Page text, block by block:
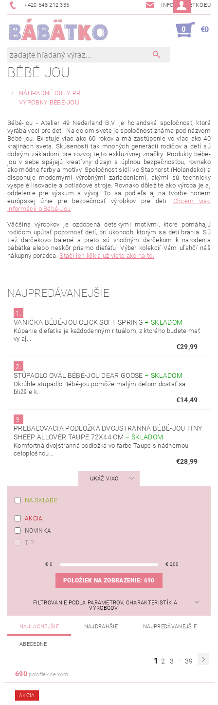
+420 548 212 335 INFO@BABETKO.EU
0 €0
BÉBÉ-JOU
NÁHRADNÉ DIELY PRE
VÝROBKY BÉBÉ-JOU
Bébé-jou - Atelier 49 Nederland B.V. je holandská spoločnosť, ktorá
vyrába veci pre deti. Na celom svete je spoločnosť známa pod názvom
Bébé-jou. Existuje viac ako 60 rokov a má zastúpenie vo viac ako 40
krajinách sveta.Skúsenosti tak mnohých generácií rodičov a detí sú
dobrým základom pre rozvoj tejto exkluzívnej značky. Produkty bébé-
jou v sebe spájajú kreatívny dizajn s úplnou bezpečnosťou, rovnako
ako módne farby a motívy. Spoločnosť sídli vo Staphorst (Holandsko) a
disponuje modernými výrobnými zariadeniami, akými sú technicky
vyspelé lisovacie a potlačové stroje. Rovnako dôležité ako výroba je aj
oddelenie pre výskum a vývoj. To sa podieľa aj na tvorbe noriem
európskej únie pre bezpečnosť výrobkov pre deti. Chcem viac
informácií o Bébé-Jou
Väčšina výrobkov je ozdobená detskými motívmi, ktoré pomáhajú
rodičom upútať pozornosť detí, pri úkonoch, ktorým sa deti bránia.Sú
tiež darčekovo balené a preto sú vhodným darčekom k narodenia
bábätka alebo neskôr priamo dieťaťu.Výber kolekcií Vám uľahčí náš
nákupný poradca. Stačí len klik a už viete ako na to.
NAJPREDÁVANEJŠIE
1.
VANIČKA BÉBÉ-JOU CLICK SOFT SPRING – SKLADOM
Kúpanie dieťatka je každodenným rituálom, z ktorého budete mať
vy aj...
€29,99
2.
STÚPADLO OVÁL BÉBÉ-JOU DEAR GOOSE – SKLADOM
Okrúhle stúpadlo Bébé-jou pomôže malým deťom dostať sa
bližšie k...
€14,49
3.
PREBAĽOVACIA PODLOŽKA DVOJSTRANNÁ BÉBÉ-JOU TINY
SHEEP ALLOVER TAUPE 72X44 CM –SKLADOM
Komfortná dvojstranná podložka vo farbe Taupe s nádhernou
celoplošnou...
€28,99
UKÁŽ VIAC
NA SKLADE
AKCIA
NOVINKA
TIP
€ 0 € 200
POLOŽIEK NA ZOBRAZENIE: 690
FILTROVANIE PODĽA PARAMETROV, CHARAKTERISTÍK A
VÝROBCOV
NAJLACNEJŠIE NAJDRAHŠIE NAJPREDÁVANEJŠIE
ABECEDNE
1 2 3 ... 39
690položiek celkom
AKCIA